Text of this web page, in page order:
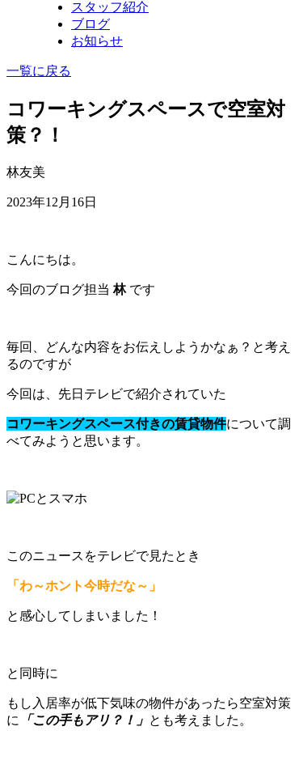
スタッフ紹介
ブログ
お知らせ
一覧に戻る
コワーキングスペースで空室対
策？！
林友美
2023年12月16日
こんにちは。
今回のブログ担当林です
毎回、どんな内容をお伝えしようかなぁ？と考え
るのですが
今回は、先日テレビで紹介されていた
コワーキングスペース付きの賃貸物件について調
べてみようと思います。
このニュースをテレビで見たとき
「わ～ホント今時だな～」
と感心してしまいました！
と同時に
もし入居率が低下気味の物件があったら空室対策
に
「この手もアリ？！」 とも考えました。